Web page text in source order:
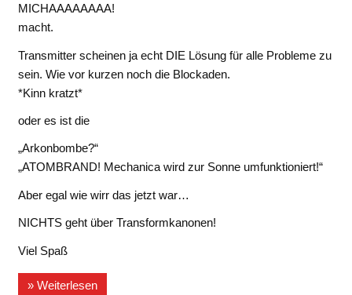
MICHAAAAAAAA!
macht.
Transmitter scheinen ja echt DIE Lösung für alle Probleme zu
sein. Wie vor kurzen noch die Blockaden.
*Kinn kratzt*
oder es ist die
„Arkonbombe?“
„ATOMBRAND! Mechanica wird zur Sonne umfunktioniert!“
Aber egal wie wirr das jetzt war…
NICHTS geht über Transformkanonen!
Viel Spaß
» Weiterlesen